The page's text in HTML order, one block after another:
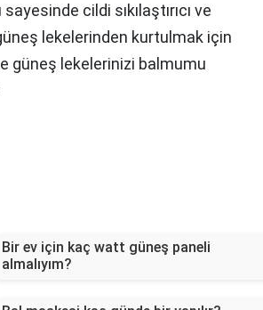
cildi sıkılaştırıcı ve
lekelerinden kurtulmak için
güneş lekelerinizi balmumu
Bir ev için kaç watt güneş paneli
almalıyım?